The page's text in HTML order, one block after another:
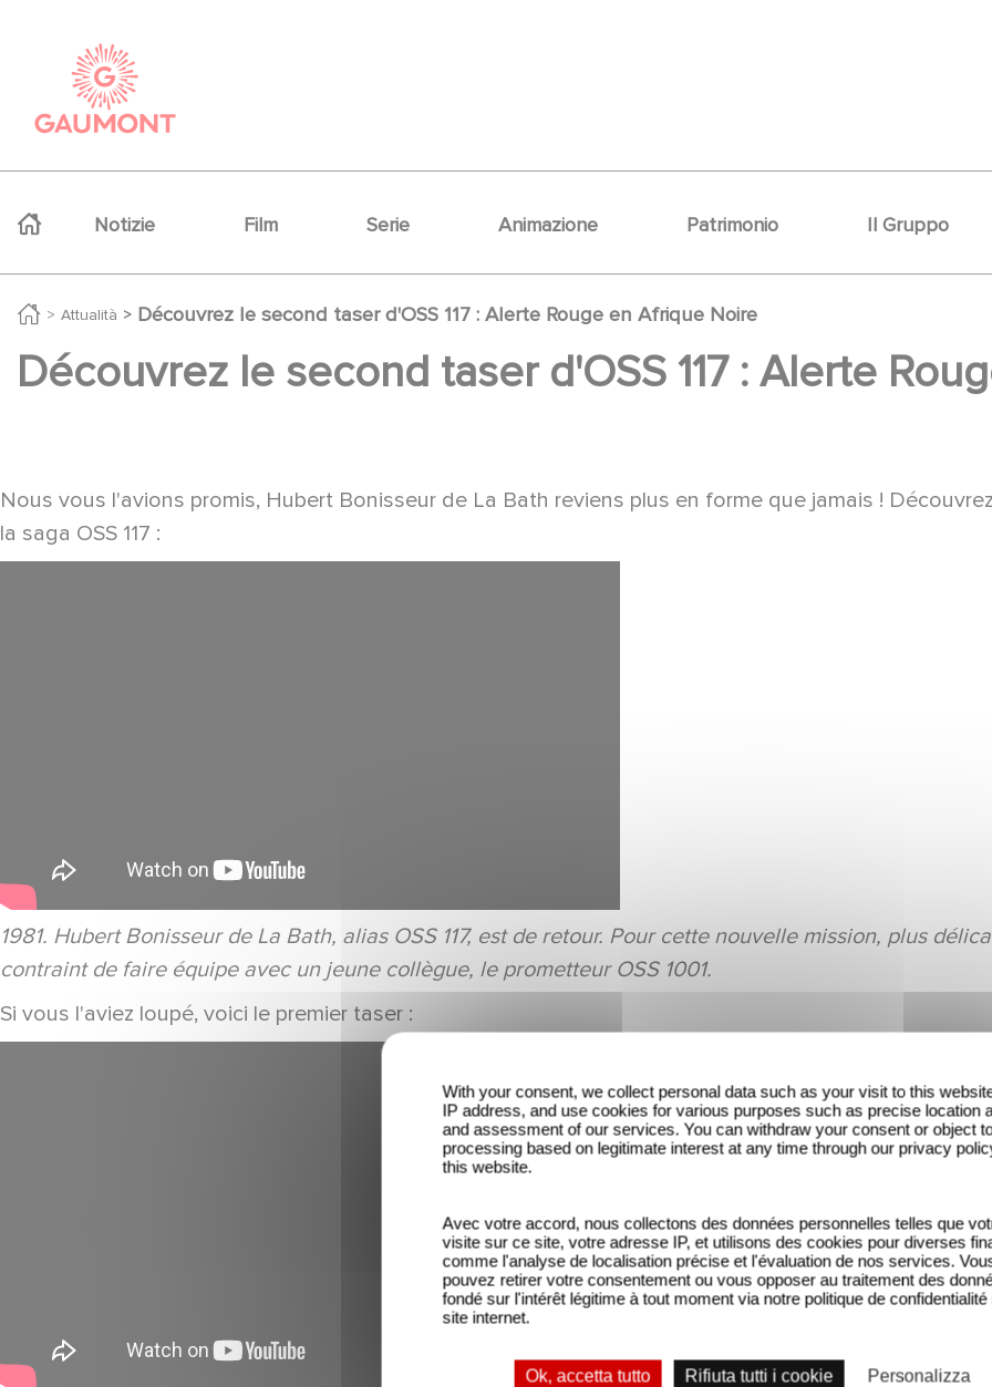
Notizie Film Serie Animazione Patrimonio Il Gruppo
Attualità Découvrez le second taser d'OSS 117 : Alerte Rouge en Afrique Noire
Découvrez le second taser d'OSS 117 : Alerte
Nous vous l'avions promis, Hubert Bonisseur de La Bath reviens plus en forme que jamais !
la saga OSS 117 :
1981. Hubert Bonisseur de La Bath, alias OSS 117, est de retour. Pour cette nouvelle mission, plus
contraint de faire équipe avec un jeune collègue, le prometteur OSS 1001.
Si vous l'aviez loupé, voici le premier taser :
With your consent, we collect personal data such as your visit to this
IP address, and use cookies for various purposes such as precise location
and assessment of our services. You can withdraw your consent or object
processing based on legitimate interest at any time through our privacy
this website.
Avec votre accord, nous collectons des données personnelles telles que
visite sur ce site, votre adresse IP, et utilisons des cookies pour diverses
comme l'analyse de localisation précise et l'évaluation de nos services.
pouvez retirer votre consentement ou vous opposer au traitement des
fondé sur l'intérêt légitime à tout moment via notre politique de
site internet.
Ok, accetta tutto Rifiuta tutti i cookie
Personalizza